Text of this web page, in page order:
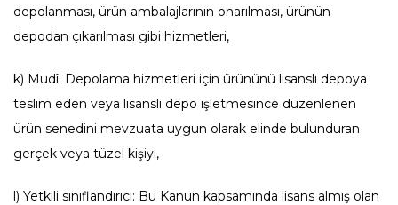
depolanması, ürün ambalajlarının onarılması, ürünün
depodan çıkarılması gibi hizmetleri,
k) Mudî: Depolama hizmetleri için ürününü lisanslı depoya
teslim eden veya lisanslı depo işletmesince düzenlenen
ürün senedini mevzuata uygun olarak elinde bulunduran
gerçek veya tüzel kişiyi,
l) Yetkili sınıflandırıcı: Bu Kanun kapsamında lisans almış olan